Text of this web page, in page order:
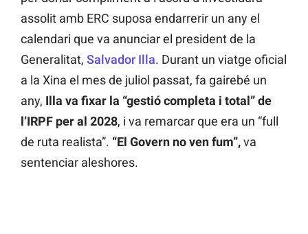
assolit amb ERC suposa endarrerir un any el
calendari que va anunciar el president de la
Generalitat, Salvador Illa. Durant un viatge oficial
a la Xina el mes de juliol passat, fa gairebé un
any, Illa va fixar la “gestió completa i total” de
l’IRPF per al 2028, i va remarcar que era un “full
de ruta realista”. “El Govern no ven fum”,va
sentenciar aleshores.